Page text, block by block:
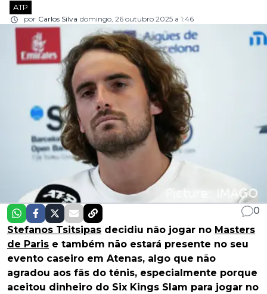
ATP
por Carlos Silva domingo, 26 outubro 2025 a 1:46
0
Stefanos Tsitsipas decidiu não jogar no Masters
de Paris e também não estará presente no seu
evento caseiro em Atenas, algo que não
agradou aos fãs do ténis, especialmente porque
aceitou dinheiro do Six Kings Slam para jogar no